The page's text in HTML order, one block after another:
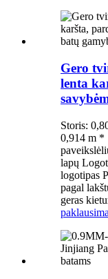
Gero
lenta
Storis:
0,914 m *
lapų
logotipas
pagal
geras